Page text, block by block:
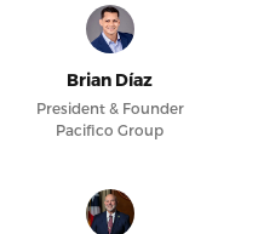
Brian Díaz
President & Founder
Pacifico Group